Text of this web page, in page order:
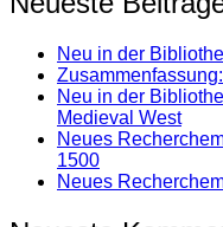
Neu in der
Neu in der
Medieval West
Neues
1500
Neues